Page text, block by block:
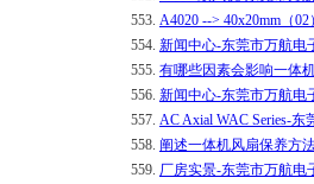
553. A4020 --> 40x20mm（
554. 新闻中心-东莞市万航电
555. 有哪些因素会影响一体
556. 新闻中心-东莞市万航电
557. AC Axial WAC Series-
558. 阐述一体机风扇保养方
559. 厂房实景-东莞市万航电